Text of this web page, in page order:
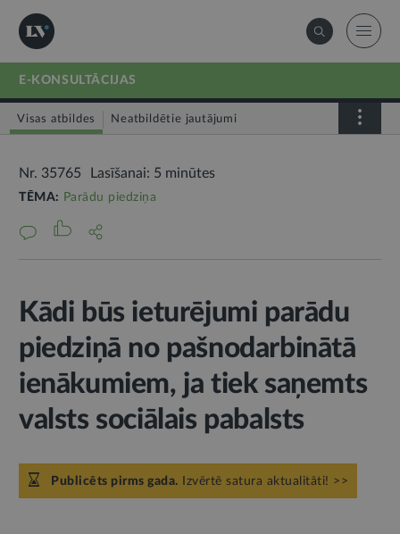
E-KONSULTĀCIJAS
Visas atbildes Neatbildētie jautājumi
Nr. 35765 Lasīšanai: 5 minūtes
TĒMA: Parādu piedziņa
Kādi būs ieturējumi parādu
piedziņā no pašnodarbinātā
ienākumiem, ja tiek saņemts
valsts sociālais pabalsts
Publicēts pirms gada. Izvērtē satura aktualitāti! >>